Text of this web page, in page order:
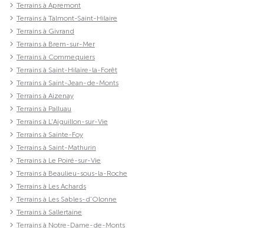
Terrains à Apremont
Terrains à Talmont-Saint-Hilaire
Terrains à Givrand
Terrains à Brem-sur-Mer
Terrains à Commequiers
Terrains à Saint-Hilaire-la-Forêt
Terrains à Saint-Jean-de-Monts
Terrains à Aizenay
Terrains à Palluau
Terrains à L'Aiguillon-sur-Vie
Terrains à Sainte-Foy
Terrains à Saint-Mathurin
Terrains à Le Poiré-sur-Vie
Terrains à Beaulieu-sous-la-Roche
Terrains à Les Achards
Terrains à Les Sables-d'Olonne
Terrains à Sallertaine
Terrains à Notre-Dame-de-Monts